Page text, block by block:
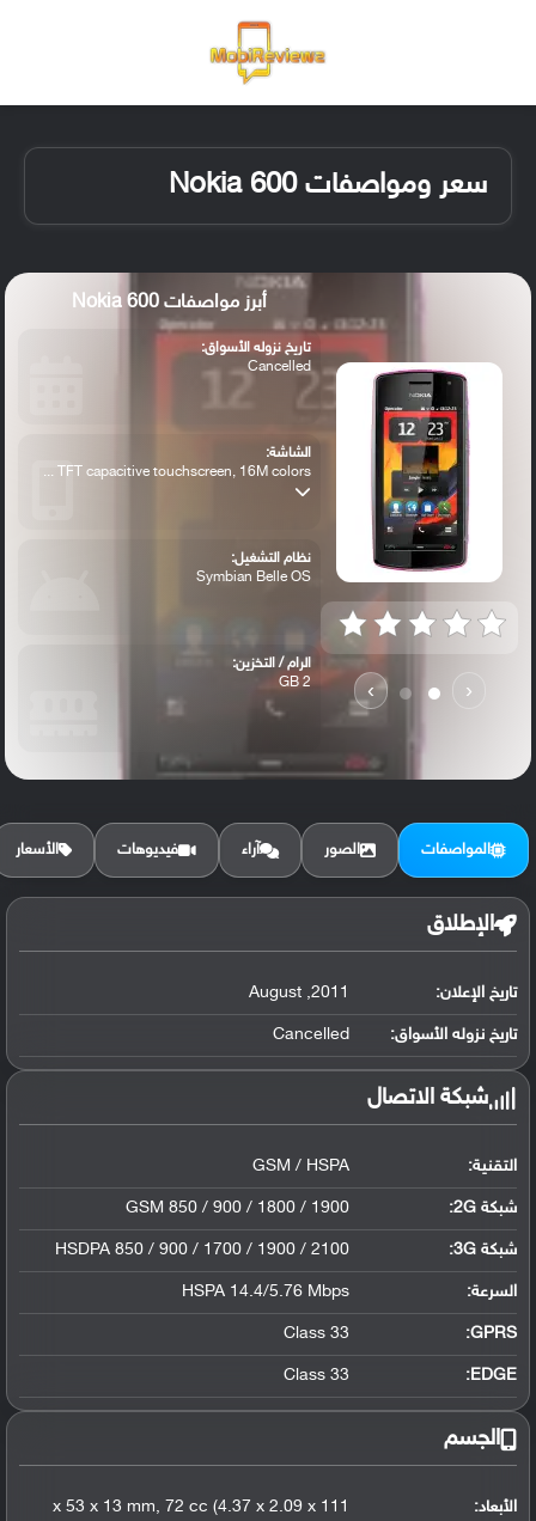
سعر ومواصفات Nokia 600
‹
›
أبرز مواصفات Nokia 600
تاريخ نزوله الأسواق:
Cancelled
الشاشة:
TFT capacitive touchscreen, 16M colors ...
نظام التشغيل:
Symbian Belle OS
الرام / التخزين:
2 GB
الكاميرا الأساسية:
المواصفات الصور آراء فيديوهات الأسعار
الإطلاق
تاريخ الإعلان: 2011, August
تاريخ نزوله الأسواق: Cancelled
شبكة الاتصال
التقنية: GSM / HSPA
شبكة 2G: GSM 850 / 900 / 1800 / 1900
شبكة 3G :
HSDPA 850 / 900 / 1700 / 1900 / 2100
السرعة: HSPA 14.4/5.76 Mbps
GPRS:
Class 33
EDGE:
Class 33
الجسم
الأبعاد:
111 x 53 x 13 mm, 72 cc (4.37 x 2.09 x